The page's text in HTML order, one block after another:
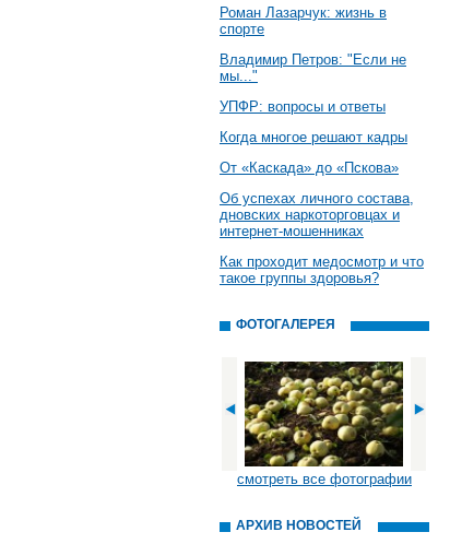
Роман Лазарчук: жизнь в
спорте
Владимир Петров: "Если не
мы..."
УПФР: вопросы и ответы
Когда многое решают кадры
От «Каскада» до «Пскова»
Об успехах личного состава,
дновских наркоторговцах и
интернет-мошенниках
Как проходит медосмотр и что
такое группы здоровья?
ФОТОГАЛЕРЕЯ
смотреть все фотографии
АРХИВ НОВОСТЕЙ